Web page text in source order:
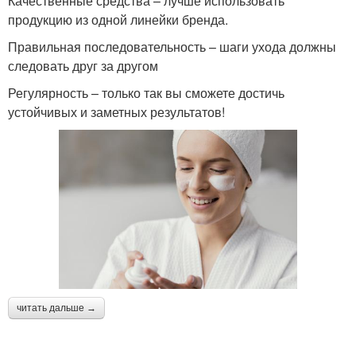
продукцию из одной линейки бренда.
Правильная последовательность – шаги ухода должны
следовать друг за другом
Регулярность – только так вы сможете достичь
устойчивых и заметных результатов!
читать дальше →